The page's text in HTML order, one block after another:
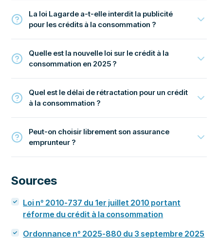
La loi Lagarde a-t-elle interdit la publicité
pour les crédits à la consommation ?
Quelle est la nouvelle loi sur le crédit à la
consommation en 2025 ?
Quel est le délai de rétractation pour un crédit
à la consommation ?
Peut-on choisir librement son assurance
emprunteur ?
Sources
Loi n° 2010-737 du 1er juillet 2010 portant
réforme du crédit à la consommation
Ordonnance n° 2025-880 du 3 septembre 2025